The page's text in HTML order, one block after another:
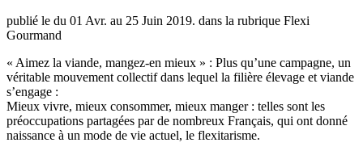
publié le du 01 Avr. au 25 Juin 2019. dans la rubrique Flexi
Gourmand
« Aimez la viande, mangez-en mieux » : Plus qu’une campagne, un
véritable mouvement collectif dans lequel la filière élevage et viande
s’engage :
Mieux vivre, mieux consommer, mieux manger : telles sont les
préoccupations partagées par de nombreux Français, qui ont donné
naissance à un mode de vie actuel, le flexitarisme.